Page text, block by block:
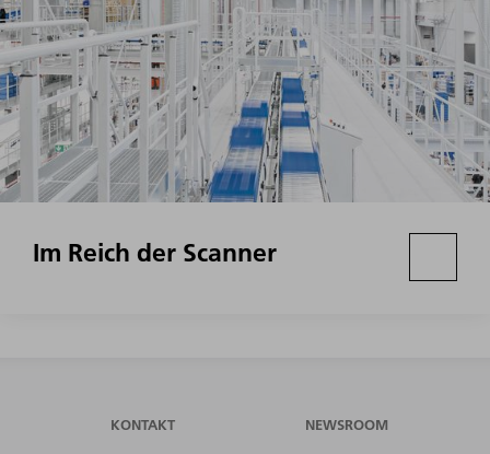
Im Reich der Scanner
KONTAKT NEWSROOM